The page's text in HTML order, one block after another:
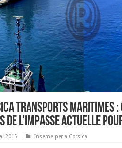
Transports maritimes
de l’impasse actuelle
2015 Inseme per a Corsica